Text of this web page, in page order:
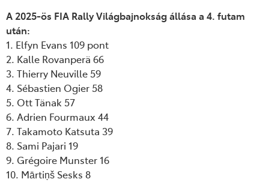
A 2025-ös FIA Rally Világbajnokság állása a 4. futam
után:
1. Elfyn Evans 109 pont
2. Kalle Rovanperä 66
3. Thierry Neuville 59
4. Sébastien Ogier 58
5. Ott Tänak 57
6. Adrien Fourmaux 44
7. Takamoto Katsuta 39
8. Sami Pajari 19
9. Grégoire Munster 16
10. Mārtiņš Sesks 8